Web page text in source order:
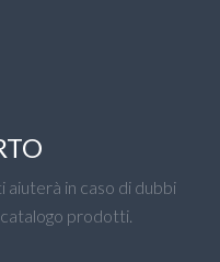
in caso di dubbi
prodotti.